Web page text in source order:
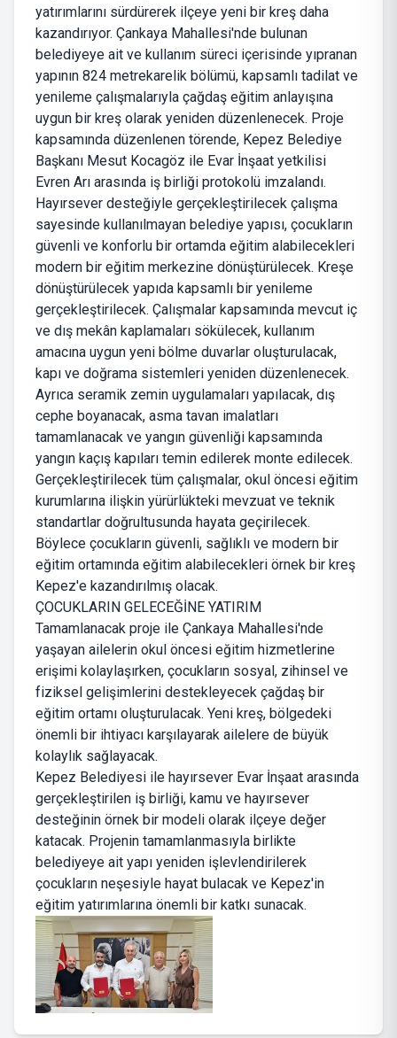
yatırımlarını sürdürerek ilçeye yeni bir kreş daha
kazandırıyor. Çankaya Mahallesi'nde bulunan
belediyeye ait ve kullanım süreci içerisinde yıpranan
yapının 824 metrekarelik bölümü, kapsamlı tadilat ve
yenileme çalışmalarıyla çağdaş eğitim anlayışına
uygun bir kreş olarak yeniden düzenlenecek. Proje
kapsamında düzenlenen törende, Kepez Belediye
Başkanı Mesut Kocagöz ile Evar İnşaat yetkilisi
Evren Arı arasında iş birliği protokolü imzalandı.
Hayırsever desteğiyle gerçekleştirilecek çalışma
sayesinde kullanılmayan belediye yapısı, çocukların
güvenli ve konforlu bir ortamda eğitim alabilecekleri
modern bir eğitim merkezine dönüştürülecek. Kreşe
dönüştürülecek yapıda kapsamlı bir yenileme
gerçekleştirilecek. Çalışmalar kapsamında mevcut iç
ve dış mekân kaplamaları sökülecek, kullanım
amacına uygun yeni bölme duvarlar oluşturulacak,
kapı ve doğrama sistemleri yeniden düzenlenecek.
Ayrıca seramik zemin uygulamaları yapılacak, dış
cephe boyanacak, asma tavan imalatları
tamamlanacak ve yangın güvenliği kapsamında
yangın kaçış kapıları temin edilerek monte edilecek.
Gerçekleştirilecek tüm çalışmalar, okul öncesi eğitim
kurumlarına ilişkin yürürlükteki mevzuat ve teknik
standartlar doğrultusunda hayata geçirilecek.
Böylece çocukların güvenli, sağlıklı ve modern bir
eğitim ortamında eğitim alabilecekleri örnek bir kreş
Kepez'e kazandırılmış olacak.
ÇOCUKLARIN GELECEĞİNE YATIRIM
Tamamlanacak proje ile Çankaya Mahallesi'nde
yaşayan ailelerin okul öncesi eğitim hizmetlerine
erişimi kolaylaşırken, çocukların sosyal, zihinsel ve
fiziksel gelişimlerini destekleyecek çağdaş bir
eğitim ortamı oluşturulacak. Yeni kreş, bölgedeki
önemli bir ihtiyacı karşılayarak ailelere de büyük
kolaylık sağlayacak.
Kepez Belediyesi ile hayırsever Evar İnşaat arasında
gerçekleştirilen iş birliği, kamu ve hayırsever
desteğinin örnek bir modeli olarak ilçeye değer
katacak. Projenin tamamlanmasıyla birlikte
belediyeye ait yapı yeniden işlevlendirilerek
çocukların neşesiyle hayat bulacak ve Kepez'in
eğitim yatırımlarına önemli bir katkı sunacak.